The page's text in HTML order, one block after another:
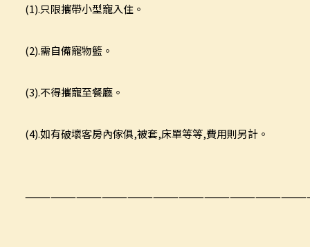
(1).只限攜帶小型寵入住。
(2).需自備寵物籃。
(3).不得攜寵至餐廳。
(4).如有破壞客房內傢俱,被套,床單等等,費用則另計。